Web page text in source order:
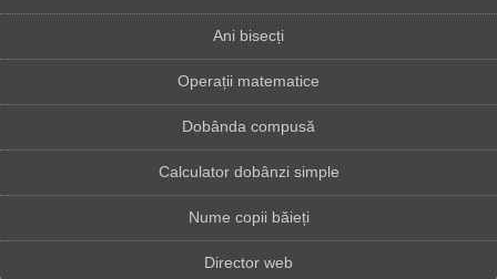
Ani bisecți
Operații matematice
Dobânda compusă
Calculator dobânzi simple
Nume copii băieți
Director web